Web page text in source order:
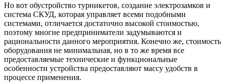
Но вот обустройство турникетов, создание электрозамков и
система СКУД, которая управляет всеми подобными
системами, отличается достаточно высокой стоимостью,
поэтому многие предприниматели задумываются и
рациональности данного мероприятия. Конечно же, стоимость
оборудования не минимальная, но в то же время все
предоставляемые технические и функциональные
особенности устройства предоставляют массу удобств в
процессе применения.